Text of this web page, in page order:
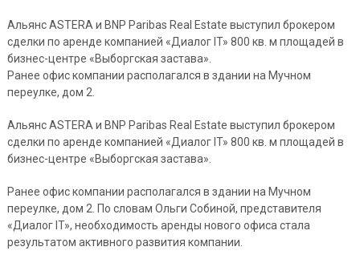
Альянс ASTERA и BNP Paribas Real Estate выступил брокером
сделки по аренде компанией «Диалог IT» 800 кв. м площадей в
бизнес-центре «Выборгская застава».
Ранее офис компании располагался в здании на Мучном
переулке, дом 2.
Альянс ASTERA и BNP Paribas Real Estate выступил брокером
сделки по аренде компанией «Диалог IT» 800 кв. м площадей в
бизнес-центре «Выборгская застава».
Ранее офис компании располагался в здании на Мучном
переулке, дом 2. По словам Ольги Собиной, представителя
«Диалог IT», необходимость аренды нового офиса стала
результатом активного развития компании.